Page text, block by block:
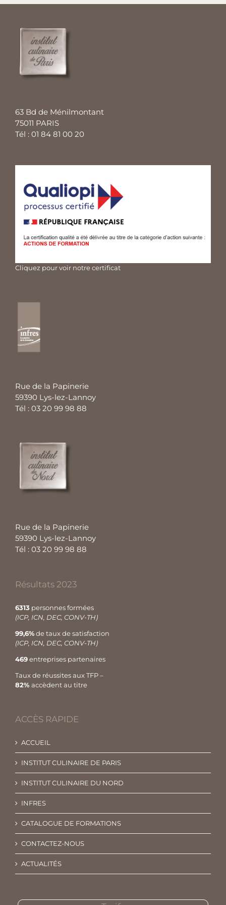
63 Bd de Ménilmontant
75011 PARIS
Tél : 01 84 81 00 20
Cliquez pour voir notre certificat
Rue de la Papinerie
59390 Lys-lez-Lannoy
Tél : 03 20 99 98 88
Rue de la Papinerie
59390 Lys-lez-Lannoy
Tél : 03 20 99 98 88
Résultats 2023
6313 personnes formées
(ICP, ICN, DEC, CONV-TH)
99,6%de taux de satisfaction
(ICP, ICN, DEC, CONV-TH)
469entreprises partenaires
Taux de réussites aux TFP –
82% accèdent au titre
ACCÈS RAPIDE
ACCUEIL
INSTITUT CULINAIRE DE PARIS
INSTITUT CULINAIRE DU NORD
INFRES
CATALOGUE DE FORMATIONS
CONTACTEZ-NOUS
ACTUALITÉS